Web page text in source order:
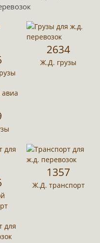
2634
Ж.Д. грузы
1357
Ж.Д. транспорт